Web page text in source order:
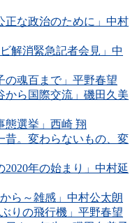
正な政治のために」中村
解消緊急記者会見」中
の魂百まで」平野春望
から国際交流」磯田久美
態選挙」西崎 翔
昔。変わらないもの、変
2020年の始まり」中村延
ら～雑感」中村公太朗
りの飛行機」平野春望